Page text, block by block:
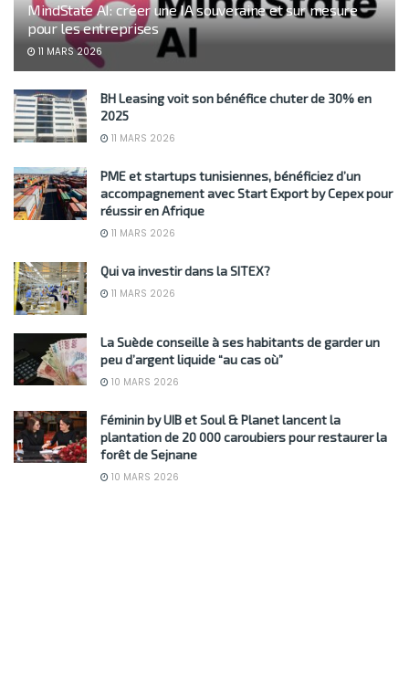
MindState AI: créer une IA souveraine et sur mesure
pour les entreprises
11 MARS 2026
BH Leasing voit son bénéfice chuter de 30% en
2025
11 MARS 2026
PME et startups tunisiennes, bénéficiez d’un
accompagnement avec Start Export by Cepex pour
réussir en Afrique
11 MARS 2026
Qui va investir dans la SITEX?
11 MARS 2026
La Suède conseille à ses habitants de garder un
peu d’argent liquide “au cas où”
10 MARS 2026
Féminin by UIB et Soul & Planet lancent la
plantation de 20 000 caroubiers pour restaurer la
forêt de Sejnane
10 MARS 2026